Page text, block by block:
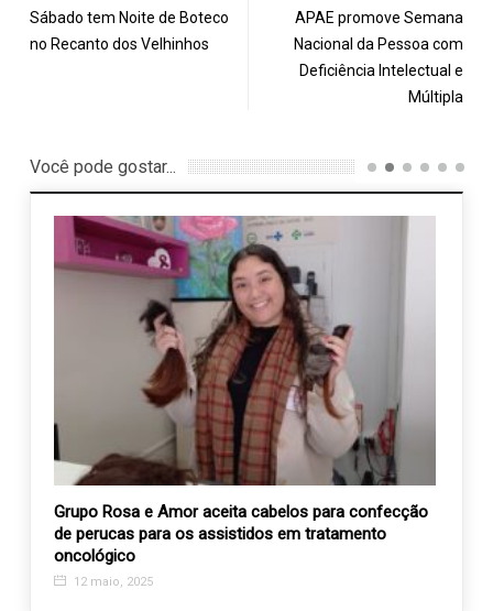
Sábado tem Noite de Boteco
no Recanto dos Velhinhos
APAE promove Semana
Nacional da Pessoa com
Deficiência Intelectual e
Múltipla
Você pode gostar...
Grupo Rosa e Amor aceita cabelos para confecção
de perucas para os assistidos em tratamento
oncológico
12 maio, 2025